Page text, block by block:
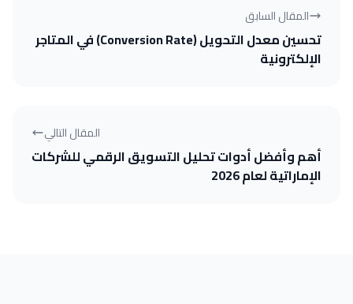
المقال السابق
تحسين معدل التحويل (Conversion Rate) في المتاجر
الإلكترونية
المقال التالي
أهم وأفضل أدوات تحليل التسويق الرقمي للشركات
الإماراتية لعام 2026